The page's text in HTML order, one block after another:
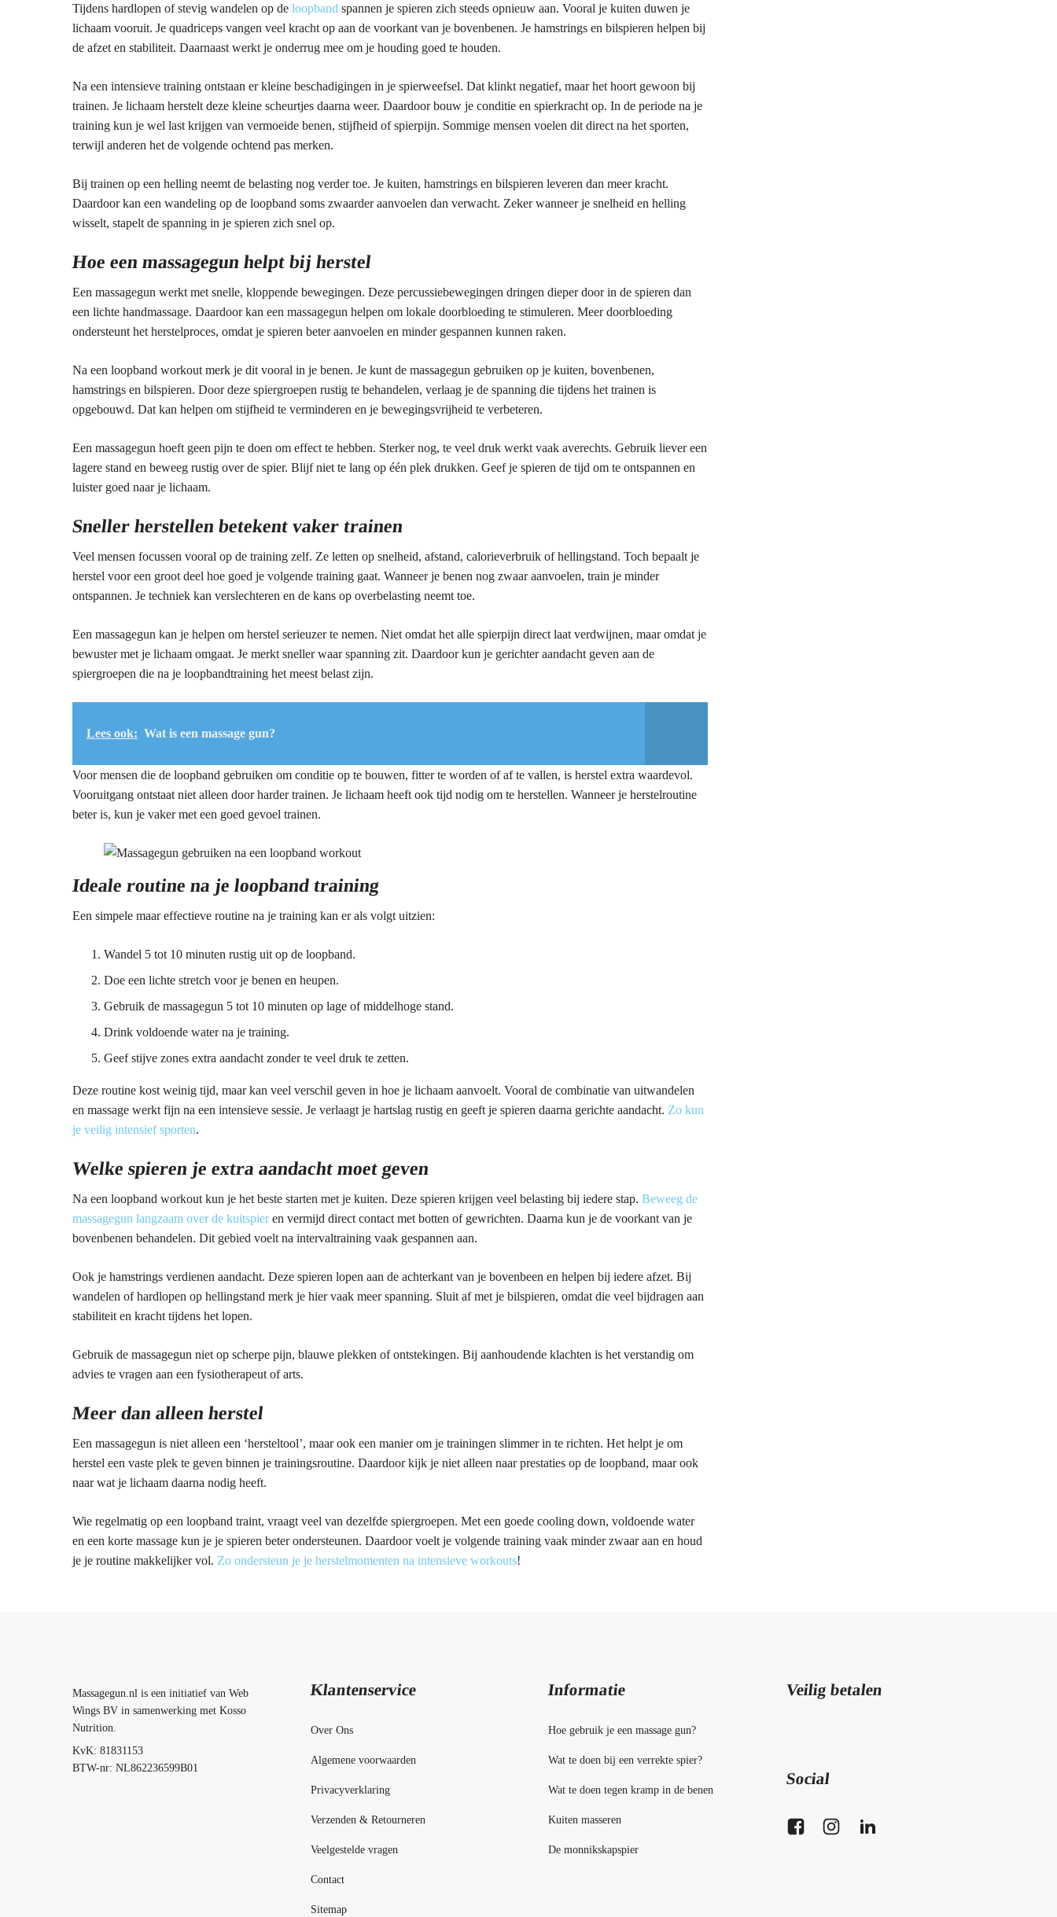
Tijdens hardlopen of stevig wandelen op de loopband spannen je spieren zich steeds opnieuw aan. Vooral je kuiten duwen je
lichaam vooruit. Je quadriceps vangen veel kracht op aan de voorkant van je bovenbenen. Je hamstrings en bilspieren helpen bij
de afzet en stabiliteit. Daarnaast werkt je onderrug mee om je houding goed te houden.
Na een intensieve training ontstaan er kleine beschadigingen in je spierweefsel. Dat klinkt negatief, maar het hoort gewoon bij
trainen. Je lichaam herstelt deze kleine scheurtjes daarna weer. Daardoor bouw je conditie en spierkracht op. In de periode na je
training kun je wel last krijgen van vermoeide benen, stijfheid of spierpijn. Sommige mensen voelen dit direct na het sporten,
terwijl anderen het de volgende ochtend pas merken.
Bij trainen op een helling neemt de belasting nog verder toe. Je kuiten, hamstrings en bilspieren leveren dan meer kracht.
Daardoor kan een wandeling op de loopband soms zwaarder aanvoelen dan verwacht. Zeker wanneer je snelheid en helling
wisselt, stapelt de spanning in je spieren zich snel op.
Hoe een massagegun helpt bij herstel
Een massagegun werkt met snelle, kloppende bewegingen. Deze percussiebewegingen dringen dieper door in de spieren dan
een lichte handmassage. Daardoor kan een massagegun helpen om lokale doorbloeding te stimuleren. Meer doorbloeding
ondersteunt het herstelproces, omdat je spieren beter aanvoelen en minder gespannen kunnen raken.
Na een loopband workout merk je dit vooral in je benen. Je kunt de massagegun gebruiken op je kuiten, bovenbenen,
hamstrings en bilspieren. Door deze spiergroepen rustig te behandelen, verlaag je de spanning die tijdens het trainen is
opgebouwd. Dat kan helpen om stijfheid te verminderen en je bewegingsvrijheid te verbeteren.
Een massagegun hoeft geen pijn te doen om effect te hebben. Sterker nog, te veel druk werkt vaak averechts. Gebruik liever een
lagere stand en beweeg rustig over de spier. Blijf niet te lang op één plek drukken. Geef je spieren de tijd om te ontspannen en
luister goed naar je lichaam.
Sneller herstellen betekent vaker trainen
Veel mensen focussen vooral op de training zelf. Ze letten op snelheid, afstand, calorieverbruik of hellingstand. Toch bepaalt je
herstel voor een groot deel hoe goed je volgende training gaat. Wanneer je benen nog zwaar aanvoelen, train je minder
ontspannen. Je techniek kan verslechteren en de kans op overbelasting neemt toe.
Een massagegun kan je helpen om herstel serieuzer te nemen. Niet omdat het alle spierpijn direct laat verdwijnen, maar omdat je
bewuster met je lichaam omgaat. Je merkt sneller waar spanning zit. Daardoor kun je gerichter aandacht geven aan de
spiergroepen die na je loopbandtraining het meest belast zijn.
Lees ook: Wat is een massage gun?
Voor mensen die de loopband gebruiken om conditie op te bouwen, fitter te worden of af te vallen, is herstel extra waardevol.
Vooruitgang ontstaat niet alleen door harder trainen. Je lichaam heeft ook tijd nodig om te herstellen. Wanneer je herstelroutine
beter is, kun je vaker met een goed gevoel trainen.
Ideale routine na je loopband training
Een simpele maar effectieve routine na je training kan er als volgt uitzien:
Wandel 5 tot 10 minuten rustig uit op de loopband.
Doe een lichte stretch voor je benen en heupen.
Gebruik de massagegun 5 tot 10 minuten op lage of middelhoge stand.
Drink voldoende water na je training.
Geef stijve zones extra aandacht zonder te veel druk te zetten.
Deze routine kost weinig tijd, maar kan veel verschil geven in hoe je lichaam aanvoelt. Vooral de combinatie van uitwandelen
en massage werkt fijn na een intensieve sessie. Je verlaagt je hartslag rustig en geeft je spieren daarna gerichte aandacht. Zo kun
je veilig intensief sporten.
Welke spieren je extra aandacht moet geven
Na een loopband workout kun je het beste starten met je kuiten. Deze spieren krijgen veel belasting bij iedere stap. Beweeg de
massagegun langzaam over de kuitspieren vermijd direct contact met botten of gewrichten. Daarna kun je de voorkant van je
bovenbenen behandelen. Dit gebied voelt na intervaltraining vaak gespannen aan.
Ook je hamstrings verdienen aandacht. Deze spieren lopen aan de achterkant van je bovenbeen en helpen bij iedere afzet. Bij
wandelen of hardlopen op hellingstand merk je hier vaak meer spanning. Sluit af met je bilspieren, omdat die veel bijdragen aan
stabiliteit en kracht tijdens het lopen.
Gebruik de massagegun niet op scherpe pijn, blauwe plekken of ontstekingen. Bij aanhoudende klachten is het verstandig om
advies te vragen aan een fysiotherapeut of arts.
Meer dan alleen herstel
Een massagegun is niet alleen een ‘hersteltool’, maar ook een manier om je trainingen slimmer in te richten. Het helpt je om
herstel een vaste plek te geven binnen je trainingsroutine. Daardoor kijk je niet alleen naar prestaties op de loopband, maar ook
naar wat je lichaam daarna nodig heeft.
Wie regelmatig op een loopband traint, vraagt veel van dezelfde spiergroepen. Met een goede cooling down, voldoende water
en een korte massage kun je je spieren beter ondersteunen. Daardoor voelt je volgende training vaak minder zwaar aan en houd
je je routine makkelijker vol. Zo ondersteun je je herstelmomenten na intensieve workouts!
Massagegun.nl is een initiatief van Web
Wings BV in samenwerking met Kosso
Nutrition.
KvK: 81831153
BTW-nr: NL862236599B01
Klantenservice
Over Ons
Algemene voorwaarden
Privacyverklaring
Verzenden & Retourneren
Veelgestelde vragen
Contact
Sitemap
Informatie
Hoe gebruik je een massage gun?
Wat te doen bij een verrekte spier?
Wat te doen tegen kramp in de benen
Kuiten masseren
De monnikskapspier
Veilig betalen
Social